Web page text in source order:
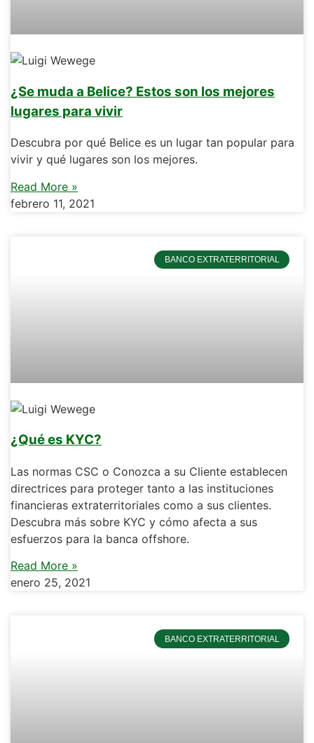
¿Se muda a Belice? Estos son los mejores
lugares para vivir
Descubra por qué Belice es un lugar tan popular para
vivir y qué lugares son los mejores.
Read More »
febrero 11, 2021
BANCO EXTRATERRITORIAL
¿Qué es KYC?
Las normas CSC o Conozca a su Cliente establecen
directrices para proteger tanto a las instituciones
financieras extraterritoriales como a sus clientes.
Descubra más sobre KYC y cómo afecta a sus
esfuerzos para la banca offshore.
Read More »
enero 25, 2021
BANCO EXTRATERRITORIAL